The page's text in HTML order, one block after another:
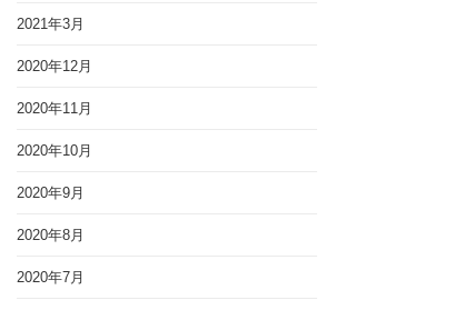
2021年3月
2020年12月
2020年11月
2020年10月
2020年9月
2020年8月
2020年7月